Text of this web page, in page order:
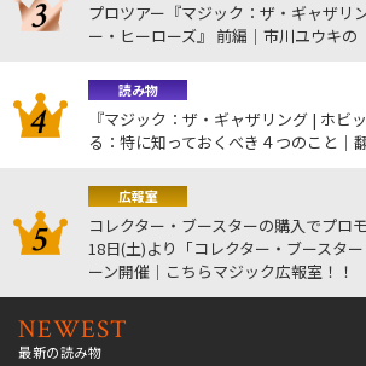
プロツアー『マジック：ザ・ギャザリ
ー・ヒーローズ』 前編｜市川ユウキの
読み物
『マジック：ザ・ギャザリング | ホビ
る：特に知っておくべき４つのこと｜
広報室
コレクター・ブースターの購入でプロ
18日(土)より「コレクター・ブースタ
ーン開催｜こちらマジック広報室！！
NEWEST
最新の読み物